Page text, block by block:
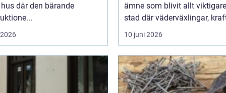
där den bärande
ämne som blivit allt
stad där väderväxlingar,
10 juni 2026